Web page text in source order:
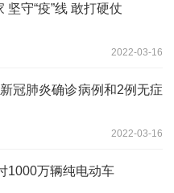
守“疫”线 敢打硬仗
2022-03-16
冠肺炎确诊病例和2例无症
2022-03-16
1000万辆纯电动车